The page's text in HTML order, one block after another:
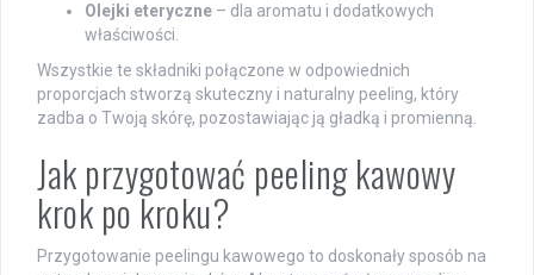
Olejki eteryczne – dla aromatu i dodatkowych
właściwości.
Wszystkie te składniki połączone w odpowiednich
proporcjach stworzą skuteczny i naturalny peeling, który
zadba o Twoją skórę, pozostawiając ją gładką i promienną.
Jak przygotować peeling kawowy
krok po kroku?
Przygotowanie peelingu kawowego to doskonały sposób na